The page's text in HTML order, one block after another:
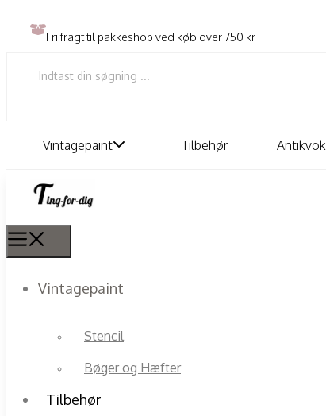
Fri fragt til pakkeshop ved køb over 750 kr
Vintagepaint Tilbehør
Vintagepaint
Stencil
Bøger og Hæfter
Tilbehør